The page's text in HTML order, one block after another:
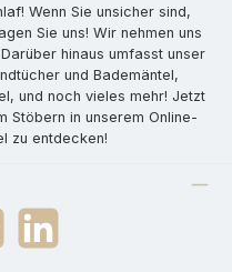
Wenn Sie unsicher sind,
Sie uns! Wir nehmen uns
hinaus umfasst unser
und Bademäntel,
und noch vieles mehr! Jetzt
Stöbern in unserem Online-
zu entdecken!